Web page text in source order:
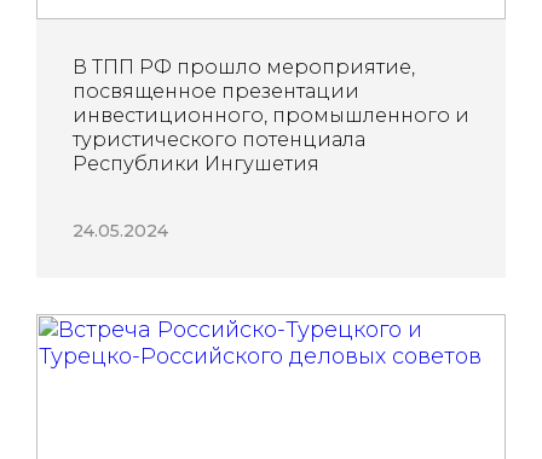
В ТПП РФ прошло мероприятие,
посвященное презентации
инвестиционного, промышленного и
туристического потенциала
Республики Ингушетия
24.05.2024